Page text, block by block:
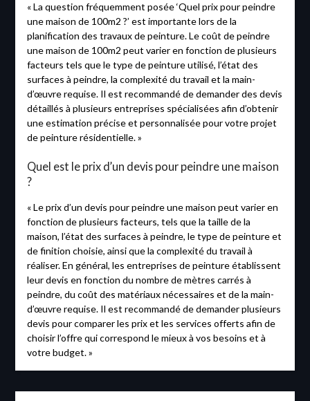
« La question fréquemment posée ‘Quel prix pour peindre
une maison de 100m2 ?’ est importante lors de la
planification des travaux de peinture. Le coût de peindre
une maison de 100m2 peut varier en fonction de plusieurs
facteurs tels que le type de peinture utilisé, l’état des
surfaces à peindre, la complexité du travail et la main-
d’œuvre requise. Il est recommandé de demander des devis
détaillés à plusieurs entreprises spécialisées afin d’obtenir
une estimation précise et personnalisée pour votre projet
de peinture résidentielle. »
Quel est le prix d’un devis pour peindre une maison
?
« Le prix d’un devis pour peindre une maison peut varier en
fonction de plusieurs facteurs, tels que la taille de la
maison, l’état des surfaces à peindre, le type de peinture et
de finition choisie, ainsi que la complexité du travail à
réaliser. En général, les entreprises de peinture établissent
leur devis en fonction du nombre de mètres carrés à
peindre, du coût des matériaux nécessaires et de la main-
d’œuvre requise. Il est recommandé de demander plusieurs
devis pour comparer les prix et les services offerts afin de
choisir l’offre qui correspond le mieux à vos besoins et à
votre budget. »